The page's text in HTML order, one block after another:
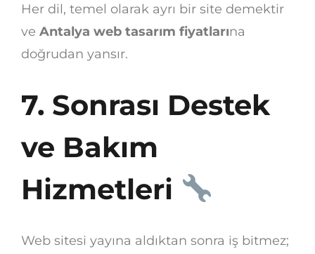
Her dil, temel olarak ayrı bir site demektir
ve Antalya web tasarım fiyatlarına
doğrudan yansır.
7. Sonrası Destek
ve Bakım
Hizmetleri
Web sitesi yayına aldıktan sonra iş bitmez;